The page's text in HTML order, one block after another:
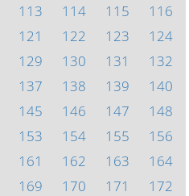
113 114 115
116
121 122 123
124
129 130 131
132
137 138 139
140
145 146 147
148
153 154 155
156
161 162 163
164
169 170 171
172